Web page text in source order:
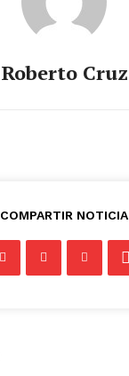
Roberto Cruz
COMPARTIR NOTICIA